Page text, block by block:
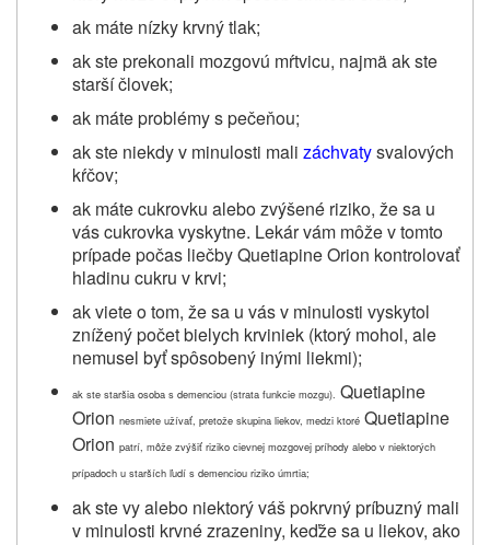
ak máte nízky krvný tlak;
ak ste prekonali mozgovú mŕtvicu, najmä ak ste
starší človek;
ak máte problémy s pečeňou;
ak ste niekdy v minulosti mali záchvatysvalových
kŕčov;
ak máte cukrovku alebo zvýšené riziko, že sa u
vás cukrovka vyskytne. Lekár vám môže v tomto
prípade počas liečbyQuetiapine Orion kontrolovať
hladinu cukru v krvi;
ak viete o tom, že sa u vás v minulosti vyskytol
znížený počet bielych krviniek (ktorý mohol, ale
nemusel byť spôsobený inými liekmi);
ak ste staršia osoba s demenciou (strata funkcie mozgu). Quetiapine
Orion nesmiete užívať, pretože skupina liekov, medzi ktoré Quetiapine
Orion patrí, môže zvýšiť riziko cievnej mozgovej príhody alebo v niektorých
prípadoch u starších ľudí s demenciou riziko úmrtia;
ak ste vy alebo niektorý váš pokrvný príbuzný mali
v minulosti krvné zrazeniny, keďže sa u liekov, ako